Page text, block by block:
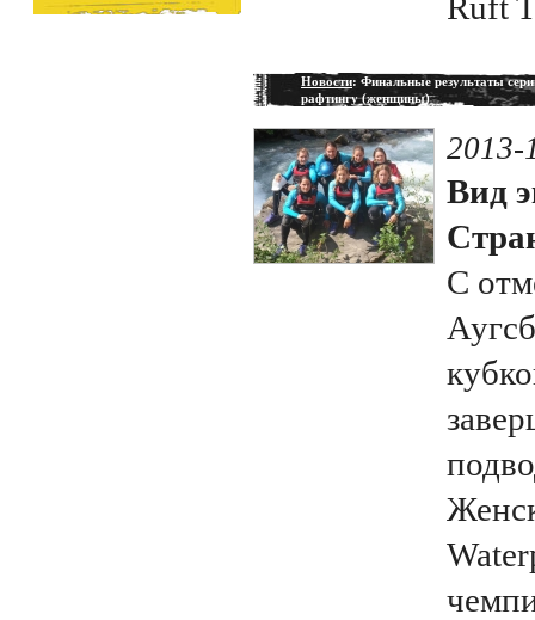
Новости: Финальные результаты
рафтингу (женщины)
2013-
Вид
С